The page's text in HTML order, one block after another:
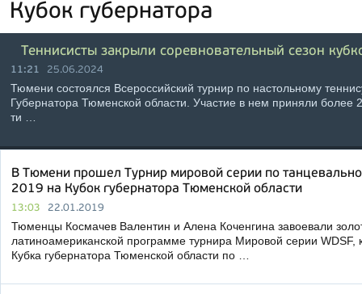
Кубок губернатора
Теннисисты закрыли соревновательный сезон
11:21 25.06.2024
Тюмени состоялся Всероссийский турнир по настольному
Губернатора Тюменской области. Участие в нем приняли
ти …
В Тюмени прошел Турнир мировой серии по
2019 на Кубок губернатора Тюменской области
13:03 22.01.2019
Тюменцы Космачев Валентин и Алена Коченгина завоевали
латиноамериканской программе турнира Мировой серии WDSF,
Кубка губернатора Тюменской области по …